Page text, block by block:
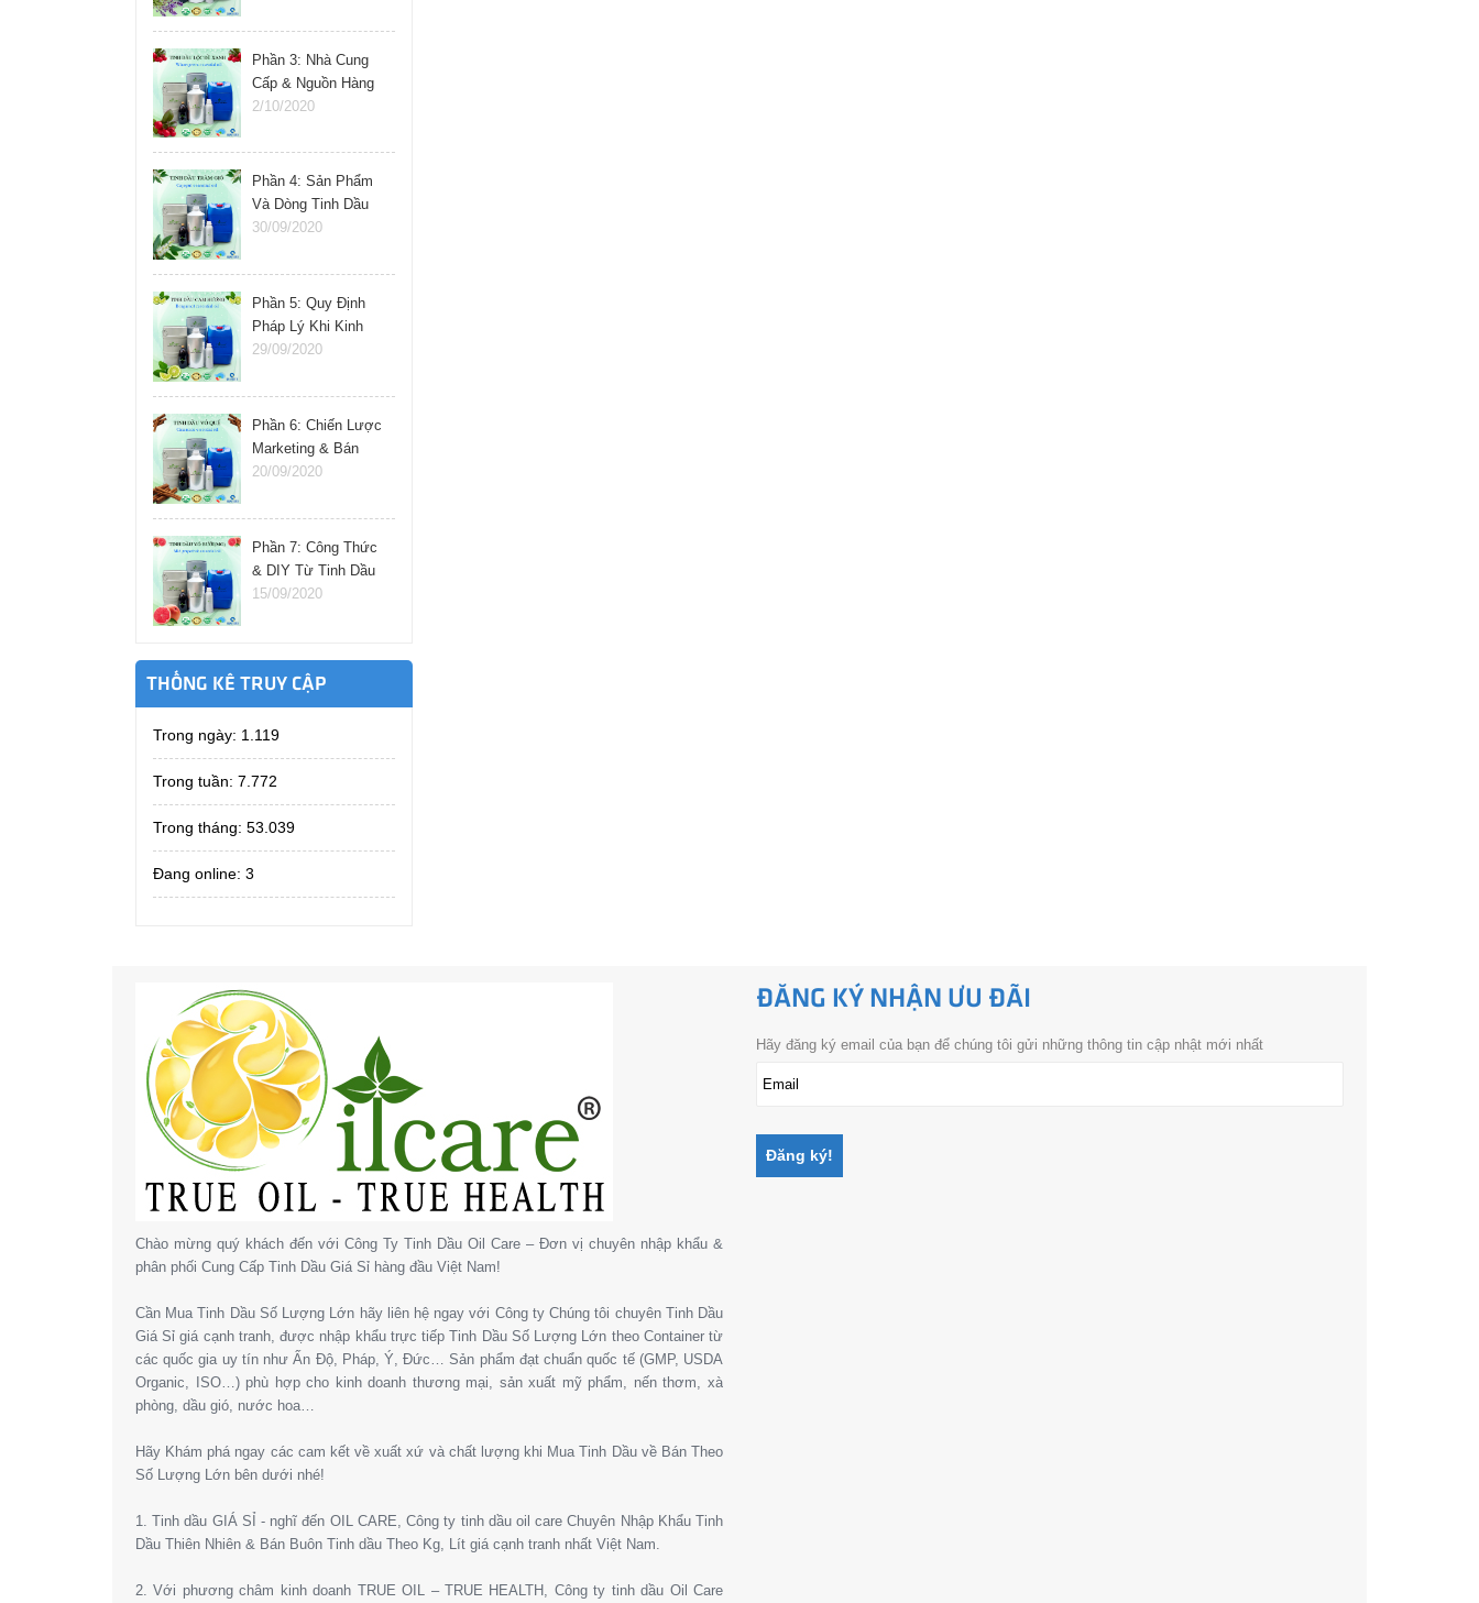
Phần 3: Nhà Cung
Cấp & Nguồn Hàng
Tinh Dầu
2/10/2020
Phần 4: Sản Phẩm
Và Dòng Tinh Dầu
Nên Kinh Doanh
30/09/2020
Phần 5: Quy Định
Pháp Lý Khi Kinh
Doanh Tinh Dầu
29/09/2020
Phần 6: Chiến Lược
Marketing & Bán
Hàng Tinh Dầu
20/09/2020
Phần 7: Công Thức
& DIY Từ Tinh Dầu
15/09/2020
THỐNG KÊ TRUY CẬP
Trong ngày: 1.119
Trong tuần: 7.772
Trong tháng: 53.039
Đang online: 3
Chào mừng quý khách đến với Công Ty Tinh Dầu Oil Care – Đơn vị chuyên nhập khẩu &
phân phối Cung Cấp Tinh Dầu Giá Sỉ hàng đầu Việt Nam!
Cần Mua Tinh Dầu Số Lượng Lớn hãy liên hệ ngay với Công ty Chúng tôi chuyên Tinh Dầu
Giá Sỉ giá cạnh tranh, được nhập khẩu trực tiếp Tinh Dầu Số Lượng Lớn theo Container từ
các quốc gia uy tín như Ấn Độ, Pháp, Ý, Đức… Sản phẩm đạt chuẩn quốc tế (GMP, USDA
Organic, ISO…) phù hợp cho kinh doanh thương mại, sản xuất mỹ phẩm, nến thơm, xà
phòng, dầu gió, nước hoa…
Hãy Khám phá ngay các cam kết về xuất xứ và chất lượng khi Mua Tinh Dầu về Bán Theo
Số Lượng Lớn bên dưới nhé!
1. Tinh dầu GIÁ SỈ - nghĩ đến OIL CARE, Công ty tinh dầu oil care Chuyên Nhập Khẩu Tinh
Dầu Thiên Nhiên & Bán Buôn Tinh dầu Theo Kg, Lít giá cạnh tranh nhất Việt Nam.
2. Với phương châm kinh doanh TRUE OIL – TRUE HEALTH, Công ty tinh dầu Oil Care
ĐĂNG KÝ NHẬN ƯU ĐÃI
Hãy đăng ký email của bạn để chúng tôi gửi những thông tin cập nhật mới nhất